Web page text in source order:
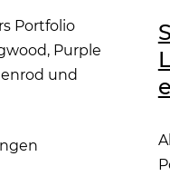
Portfolio
Purple
und